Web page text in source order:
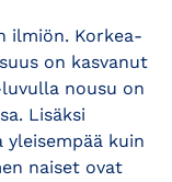
ilmiön. Korkea-
on kasvanut
nousu on
Lisäksi
kuin
naiset ovat